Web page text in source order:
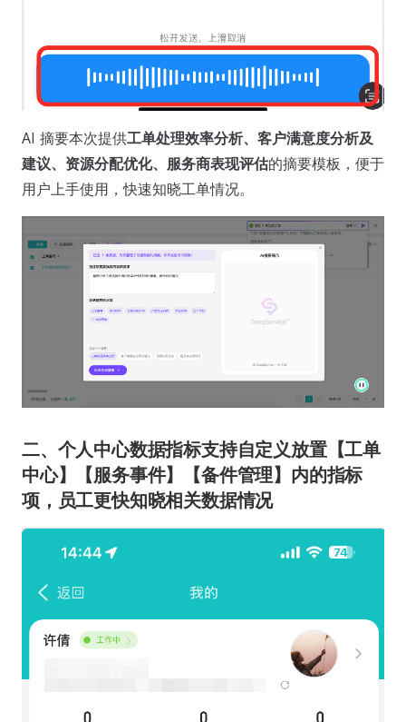
AI 摘要本次提供工单处理效率分析、客户满意度分析及
建议、资源分配优化、服务商表现评估的摘要模板，便于
用户上手使用，快速知晓工单情况。
二、个人中心数据指标支持自定义放置【工单
中心】【服务事件】【备件管理】内的指标
项，员工更快知晓相关数据情况